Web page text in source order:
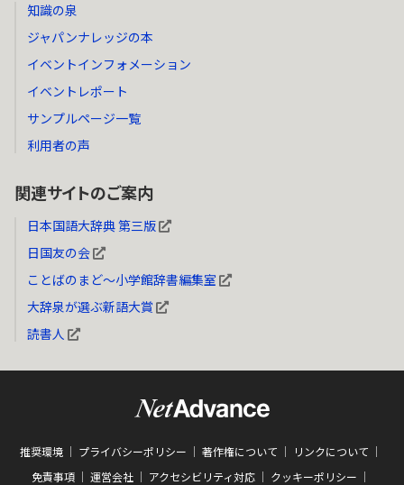
知識の泉
ジャパンナレッジの本
イベントインフォメーション
イベントレポート
サンプルページ一覧
利用者の声
関連サイトのご案内
日本国語大辞典 第三版
日国友の会
ことばのまど～小学館辞書編集室
大辞泉が選ぶ新語大賞
読書人
推奨環境 プライバシーポリシー 著作権について
リンクについて
免責事項
運営会社 アクセシビリティ対応 クッキーポリシー